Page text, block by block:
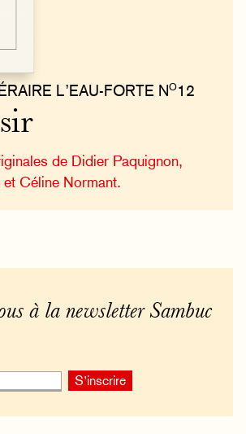
L’EAU-FORTE NO12
de Didier Paquignon,
Céline Normant.
à la newsletter Sambuc